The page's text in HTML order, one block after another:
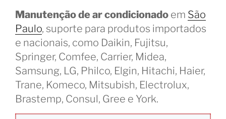
Manutenção de ar condicionado em São
Paulo, suporte para produtos importados
e nacionais, como Daikin, Fujitsu,
Springer, Comfee, Carrier, Midea,
Samsung, LG, Philco, Elgin, Hitachi, Haier,
Trane, Komeco, Mitsubish, Electrolux,
Brastemp, Consul, Gree e York.